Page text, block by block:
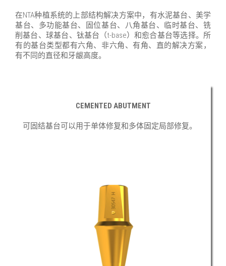
在NTA种植系统的上部结构解决方案中，有水泥基台、美学
基台、多功能基台、固位基台、八角基台、临时基台、铣
削基台、球基台、钛基台（t-base）和愈合基台等选择。所
有的基台类型都有六角、非六角、有角、直的解决方案，
有不同的直径和牙龈高度。
CEMENTED ABUTMENT
可固结基台可以用于单体修复和多体固定局部修复。